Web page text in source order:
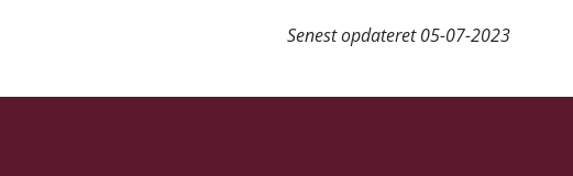
Senest opdateret05-07-2023